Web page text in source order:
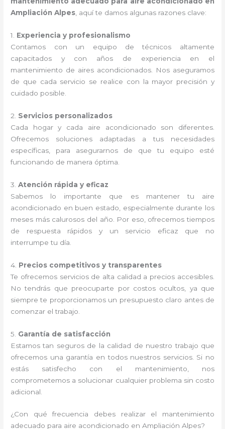
Ampliación Alpes , aquí te damos algunas razones clave:
1. Experiencia y profesionalismo
Contamos con un equipo de técnicos altamente
capacitados y con años de experiencia en el
mantenimiento de aires acondicionados. Nos aseguramos
de que cada servicio se realice con la mayor precisión y
cuidado posible.
2. Servicios personalizados
Cada hogar y cada aire acondicionado son diferentes.
Ofrecemos soluciones adaptadas a tus necesidades
específicas, para asegurarnos de que tu equipo esté
funcionando de manera óptima.
3.Atención rápida y eficaz
Sabemos lo importante que es mantener tu aire
acondicionado en buen estado, especialmente durante los
meses más calurosos del año. Por eso, ofrecemos tiempos
de respuesta rápidos y un servicio eficaz que no
interrumpe tu día.
4. Precios competitivos y transparentes
Te ofrecemos servicios de alta calidad a precios accesibles.
No tendrás que preocuparte por costos ocultos, ya que
siempre te proporcionamos un presupuesto claro antes de
comenzar el trabajo.
5. Garantía de satisfacción
Estamos tan seguros de la calidad de nuestro trabajo que
ofrecemos una garantía en todos nuestros servicios. Si no
estás satisfecho con el mantenimiento, nos
comprometemos a solucionar cualquier problema sin costo
adicional.
¿Con qué frecuencia debes realizar el mantenimiento
adecuado para aire acondicionado en Ampliación Alpes?